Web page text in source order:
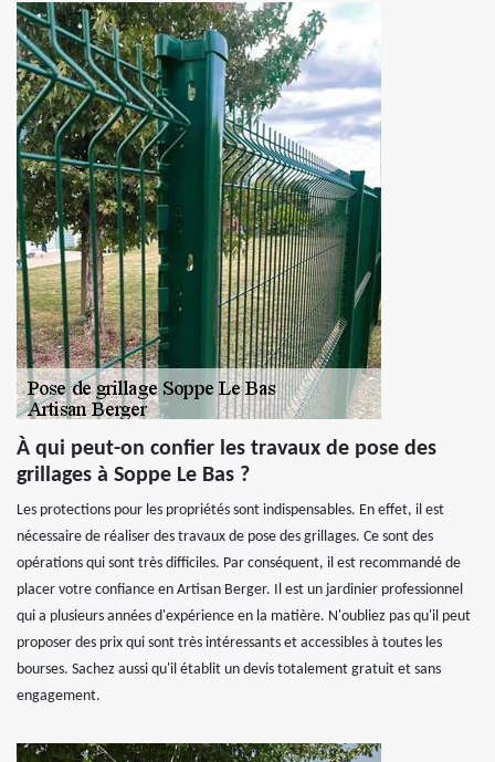
À qui peut-on confier les travaux de pose des
grillages à Soppe Le Bas ?
Les protections pour les propriétés sont indispensables. En effet, il est
nécessaire de réaliser des travaux de pose des grillages. Ce sont des
opérations qui sont très difficiles. Par conséquent, il est recommandé de
placer votre confiance en Artisan Berger. Il est un jardinier professionnel
qui a plusieurs années d'expérience en la matière. N'oubliez pas qu'il peut
proposer des prix qui sont très intéressants et accessibles à toutes les
bourses. Sachez aussi qu'il établit un devis totalement gratuit et sans
engagement.